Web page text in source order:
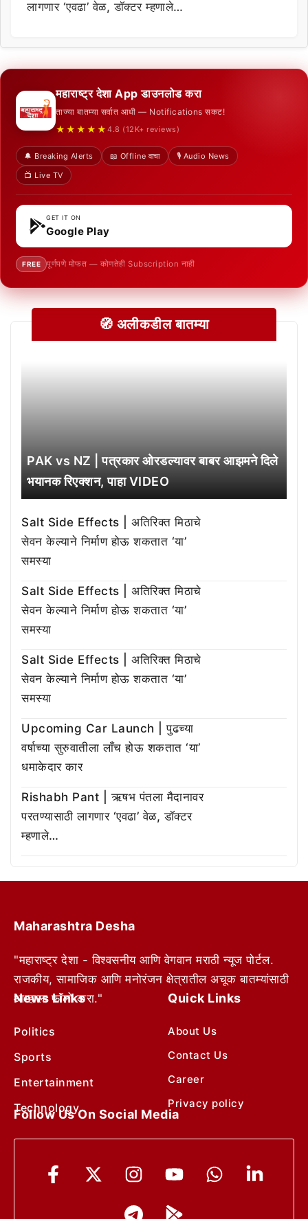
लागणार ‘एवढा’ वेळ, डॉक्टर म्हणाले…
महाराष्ट्र देशा App डाउनलोड करा
ताज्या बातम्या सर्वात आधी — Notifications सकट!
★★★★★ 4.8 (12K+ reviews)
🔔 Breaking Alerts 📖 Offline वाचा
🎙️ Audio News
📺 Live TV
GET IT ON
Google Play
FREE पूर्णपणे मोफत — कोणतेही Subscription नाही
🧭 अलीकडील बातम्या
PAK vs NZ | पत्रकार ओरडल्यावर बाबर आझमने दिले
भयानक रिएक्शन, पाहा VIDEO
Salt Side Effects | अतिरिक्त मिठाचे
सेवन केल्याने निर्माण होऊ शकतात ‘या’
समस्या
Salt Side Effects | अतिरिक्त मिठाचे
सेवन केल्याने निर्माण होऊ शकतात ‘या’
समस्या
Salt Side Effects | अतिरिक्त मिठाचे
सेवन केल्याने निर्माण होऊ शकतात ‘या’
समस्या
Upcoming Car Launch | पुढच्या
वर्षाच्या सुरुवातीला लाँच होऊ शकतात ‘या’
धमाकेदार कार
Rishabh Pant | ऋषभ पंतला मैदानावर
परतण्यासाठी लागणार ‘एवढा’ वेळ, डॉक्टर
म्हणाले…
Maharashtra Desha
"महाराष्ट्र देशा - विश्वसनीय आणि वेगवान मराठी न्यूज पोर्टल.
राजकीय, सामाजिक आणि मनोरंजन क्षेत्रातील अचूक बातम्यांसाठी
आम्हाला फॉलो करा."
News Links
Politics
Sports
Entertainment
Technology
Quick Links
About Us
Contact Us
Career
Privacy policy
Follow Us On Social Media